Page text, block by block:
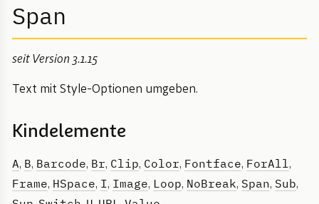
Span
seit Version 3.1.15
Text mit Style-Optionen umgeben.
Kindelemente
A, B, Barcode, Br, Clip, Color, Fontface, ForAll,
Frame, HSpace, I, Image, Loop, NoBreak, Span, Sub,